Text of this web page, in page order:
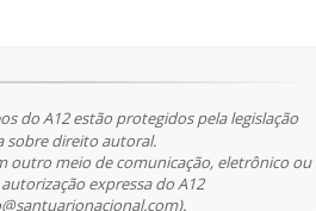
do A12 estão protegidos pela legislação
sobre direito autoral.
outro meio de comunicação, eletrônico ou
expressa do A12